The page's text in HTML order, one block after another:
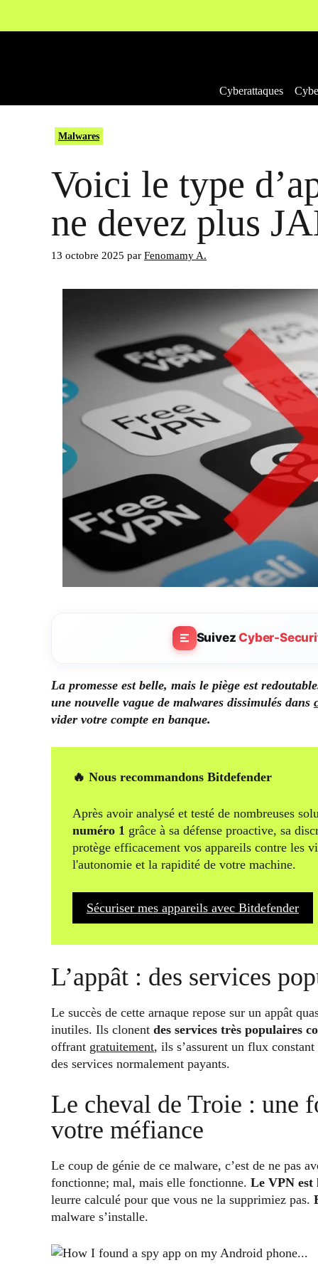
Cyberattaques
Malwares
Voici le type
ne devez plus
13 octobre 2025 par Fenomamy A.
SuivezCyber-
La promesse est belle, mais le piège est
une nouvelle vague de malwares dissimulés dans
vider votre compte en banque.
🔥 Nous recommandons Bitdefender
Après avoir analysé et testé de nombreuses
numéro 1 grâce à sa défense proactive, sa
protège efficacement vos appareils contre les
l'autonomie et la rapidité de votre machine.
Sécuriser mes appareils avec Bitdefender
L’appât : des services
Le succès de cette arnaque repose sur un appât
inutiles. Ils clonent des services très populaires
offrant gratuitement, ils s’assurent un flux
des services normalement payants.
Le cheval de Troie : une
votre méfiance
Le coup de génie de ce malware, c’est de ne pas
fonctionne; mal, mais elle fonctionne. Le VPN est
leurre calculé pour que vous ne la supprimiez pas.
malware s’installe.